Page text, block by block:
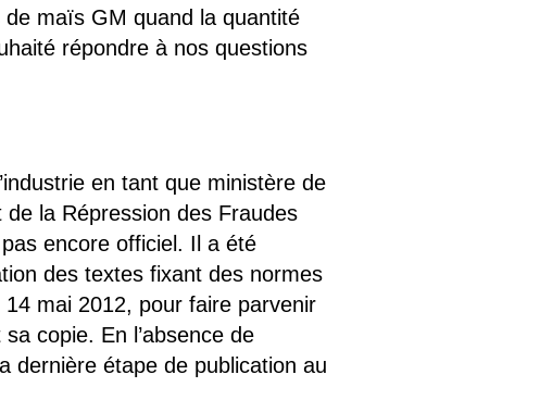
maïs GM quand la quantité
répondre à nos questions
en tant que ministère de
la Répression des Fraudes
encore officiel. Il a été
des textes fixant des normes
mai 2012, pour faire parvenir
copie. En l’absence de
dernière étape de publication au